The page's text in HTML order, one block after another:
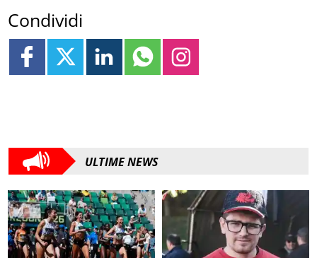
Condividi
ULTIME NEWS